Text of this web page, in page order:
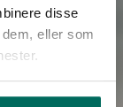
disse
eller som